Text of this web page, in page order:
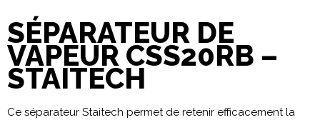
SÉPARATEUR DE
VAPEUR CSS20RB –
STAITECH
Ce séparateur Staitech permet de retenir efficacement la